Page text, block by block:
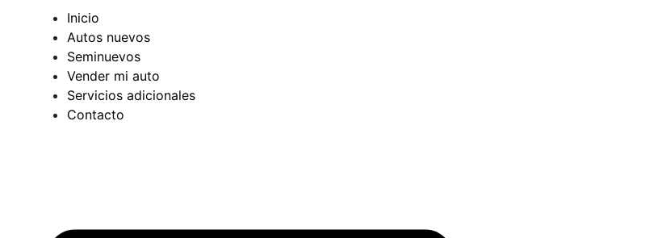
Inicio
Autos nuevos
Seminuevos
Vender mi auto
Servicios adicionales
Contacto